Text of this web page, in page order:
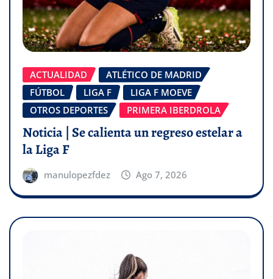
ACTUALIDAD
ATLÉTICO DE MADRID
FÚTBOL
LIGA F
LIGA F MOEVE
OTROS DEPORTES
PRIMERA IBERDROLA
Noticia | Se calienta un regreso estelar a
la Liga F
manulopezfdez Ago 7, 2026